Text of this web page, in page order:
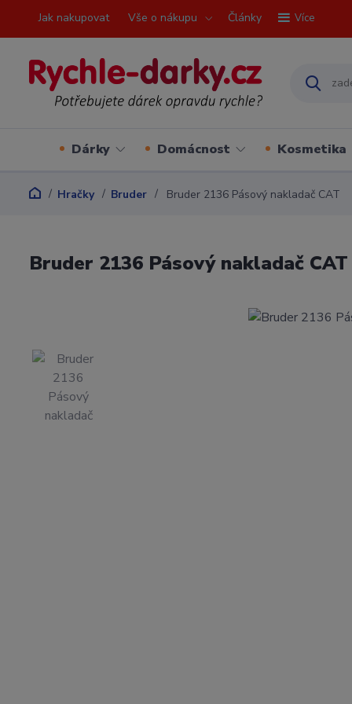
Jak nakupovat Vše o nákupu Články Více
Dárky Domácnost Kosmetika
Hračky Bruder Bruder 2136 Pásový nakladač CAT
Bruder 2136 Pásový nakladač CAT